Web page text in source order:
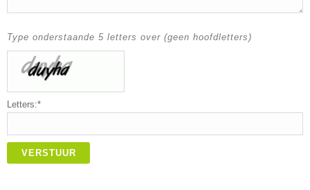
Type onderstaande 5 letters over (geen hoofdletters)
Letters:*
VERSTUUR